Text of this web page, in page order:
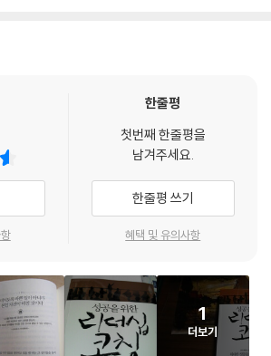
사랑을 불러일으키게 해야 한다
법인회사나 교육기관, 비영리단체에서부터 지역
인기를 끌었다.
부여하는 일에는 사람들의 깊은 열망과 접촉하는
히 일을 잘하는 방법에 관한 수많은 정보를 한 아
된다. 중요한 것은 정보를 얻는 것보다 정보를 이
것이다. 즉 행동이 가장 중요하다.
도록 만드느라 시간을 낭비하지 않고 새로운 시
해볼 방법을 찾는 데 집중한다.
이 아니다. 단순한 이론이 아니기 때문에 독자 여
한줄평
첫번째 한줄평을
남겨주세요.
한줄평 쓰기
혜택 및 유의사항
1
더보기